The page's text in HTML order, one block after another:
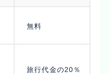
無料
旅行代金の20％